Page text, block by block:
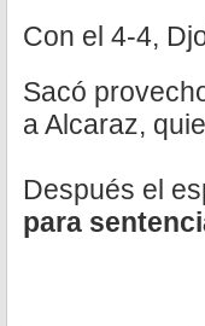
Con el 4-4,
Sacó
a Alcaraz,
Después el
para